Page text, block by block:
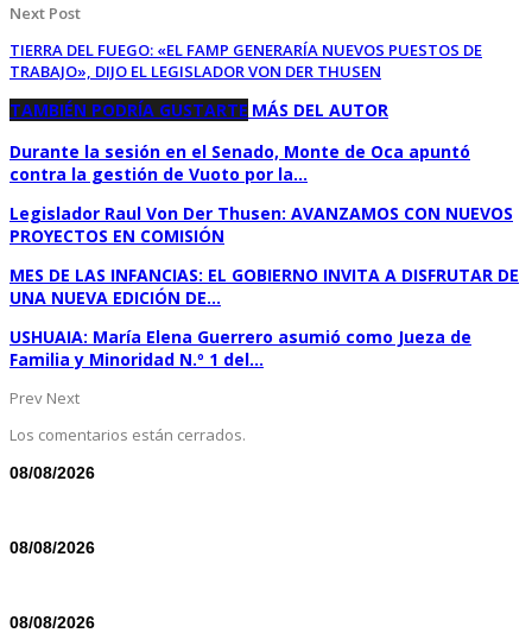
Next Post
TIERRA DEL FUEGO: «EL FAMP GENERARÍA NUEVOS PUESTOS DE
TRABAJO», DIJO EL LEGISLADOR VON DER THUSEN
TAMBIÉN PODRÍA GUSTARTE MÁS DEL AUTOR
Durante la sesión en el Senado, Monte de Oca apuntó
contra la gestión de Vuoto por la…
Legislador Raul Von Der Thusen: AVANZAMOS CON NUEVOS
PROYECTOS EN COMISIÓN
MES DE LAS INFANCIAS: EL GOBIERNO INVITA A DISFRUTAR DE
UNA NUEVA EDICIÓN DE…
USHUAIA: María Elena Guerrero asumió como Jueza de
Familia y Minoridad N.º 1 del…
Prev Next
Los comentarios están cerrados.
08/08/2026
08/08/2026
08/08/2026